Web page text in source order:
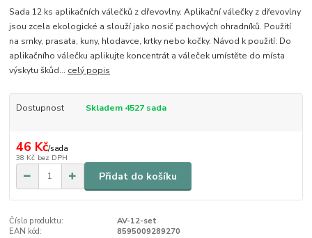
Sada 12 ks aplikačních válečků z dřevovlny. Aplikační válečky z dřevovlny
jsou zcela ekologické a slouží jako nosič pachových ohradníků. Použití
na srnky, prasata, kuny, hlodavce, krtky nebo kočky. Návod k použití: Do
aplikačního válečku aplikujte koncentrát a váleček umístěte do místa
výskytu škůd... celý popis
Dostupnost Skladem 4527 sada
46 Kč/sada
38 Kč bez DPH
Přidat do košíku
Číslo produktu:
AV-12-set
EAN kód:
8595009289270